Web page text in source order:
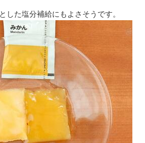
した塩分補給にもよさそうです。